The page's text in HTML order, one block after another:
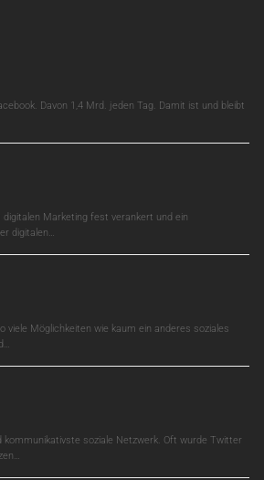
Davon 1,4 Mrd. jeden Tag. Damit ist und bleibt
Marketing fest verankert und ein
digitalen…
viele Möglichkeiten wie kaum ein anderes soziales
soziale Netzwerk. Oft wurde Twitter